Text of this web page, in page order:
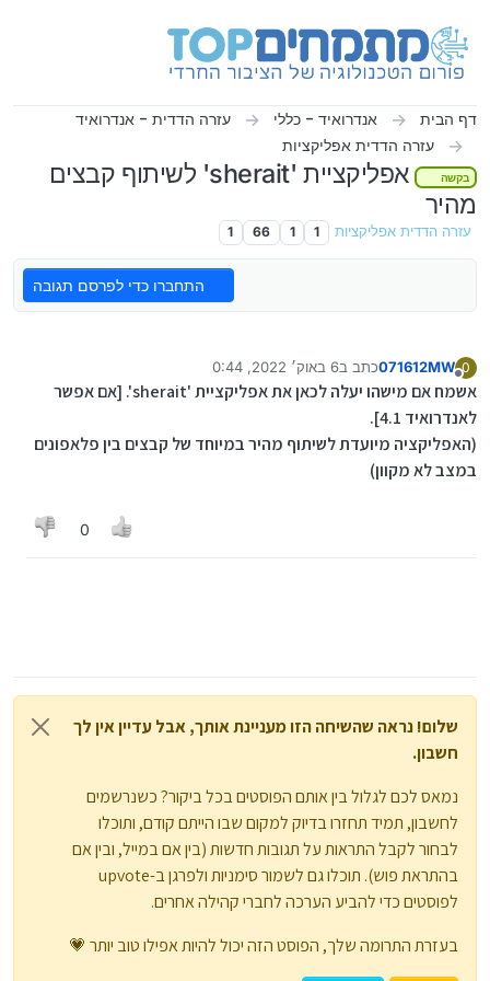
דף הבית אנדרואיד - כללי
עזרה הדדית - אנדרואיד
עזרה הדדית אפליקציות
בקשה
אפליקציית 'sherait' לשיתוף קבצים
מהיר
עזרה הדדית אפליקציות 1
1
66
1
התחברו כדי לפרסם תגובה
0
071612MWכתב ב6 באוק׳ 2022, 0:44
נערך לאחרונה על ידי
אשמח אם מישהו יעלה לכאן את אפליקציית 'sherait'. [אם אפשר
לאנדרואיד 4.1].
(האפליקציה מיועדת לשיתוף מהיר במיוחד של קבצים בין פלאפונים
במצב לא מקוון)
0
שלום! נראה שהשיחה הזו מעניינת אותך, אבל עדיין אין לך
חשבון.
נמאס לכם לגלול בין אותם הפוסטים בכל ביקור? כשנרשמים
לחשבון, תמיד תחזרו בדיוק למקום שבו הייתם קודם, ותוכלו
לבחור לקבל התראות על תגובות חדשות (בין אם במייל, ובין אם
בהתראת פוש). תוכלו גם לשמור סימניות ולפרגן ב-upvote
לפוסטים כדי להביע הערכה לחברי קהילה אחרים.
בעזרת התרומה שלך, הפוסט הזה יכול להיות אפילו טוב יותר 💗